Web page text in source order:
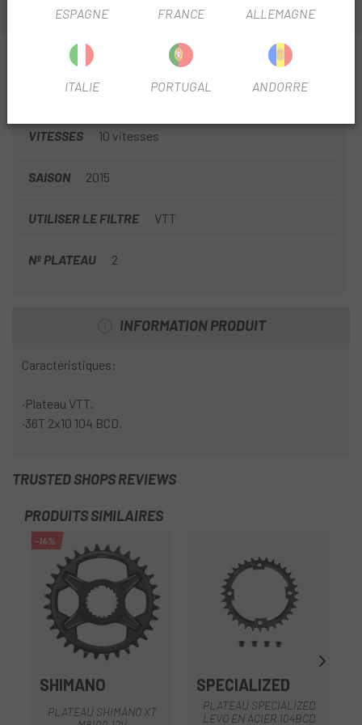
INFORMATION SUR PLATEAU SRAM 104BCD 2X10
FICHE PRODUIT
VITESSES 10 vitesses
SAISON 2015
UTILISER LE FILTRE VTT
Nº PLATEAU 2
INFORMATION PRODUIT
Caractéristiques:
·Plateau VTT.
·36T 2x10 104 BCD.
TRUSTED SHOPS REVIEWS
PRODUITS SIMILAIRES
-14%
SHIMANO
PLATEAU SHIMANO XT
SPECIALIZED
PLATEAU SPECIALIZED
LEVO EN ACIER 104BCD
ESPAGNE FRANCE ALLEMAGNE
ITALIE PORTUGAL ANDORRE